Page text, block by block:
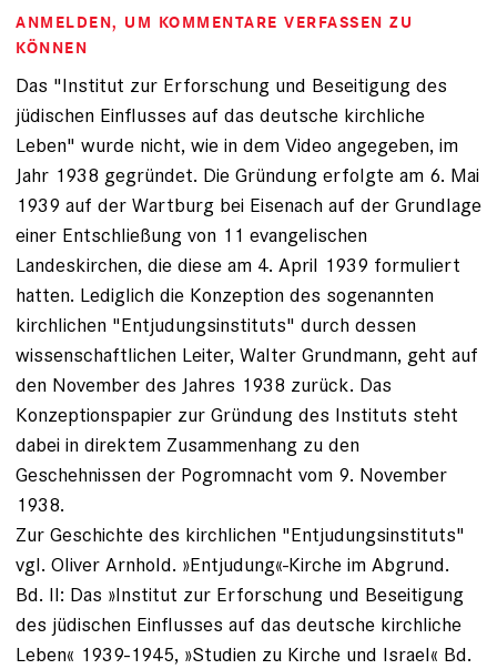
ANMELDEN, UM KOMMENTARE VERFASSEN ZU
KÖNNEN
Das "Institut zur Erforschung und Beseitigung des
jüdischen Einflusses auf das deutsche kirchliche
Leben" wurde nicht, wie in dem Video angegeben, im
Jahr 1938 gegründet. Die Gründung erfolgte am 6. Mai
1939 auf der Wartburg bei Eisenach auf der Grundlage
einer Entschließung von 11 evangelischen
Landeskirchen, die diese am 4. April 1939 formuliert
hatten. Lediglich die Konzeption des sogenannten
kirchlichen "Entjudungsinstituts" durch dessen
wissenschaftlichen Leiter, Walter Grundmann, geht auf
den November des Jahres 1938 zurück. Das
Konzeptionspapier zur Gründung des Instituts steht
dabei in direktem Zusammenhang zu den
Geschehnissen der Pogromnacht vom 9. November
1938.
Zur Geschichte des kirchlichen "Entjudungsinstituts"
vgl. Oliver Arnhold. »Entjudung«-Kirche im Abgrund.
Bd. II: Das »Institut zur Erforschung und Beseitigung
des jüdischen Einflusses auf das deutsche kirchliche
Leben« 1939-1945, »Studien zu Kirche und Israel« Bd.